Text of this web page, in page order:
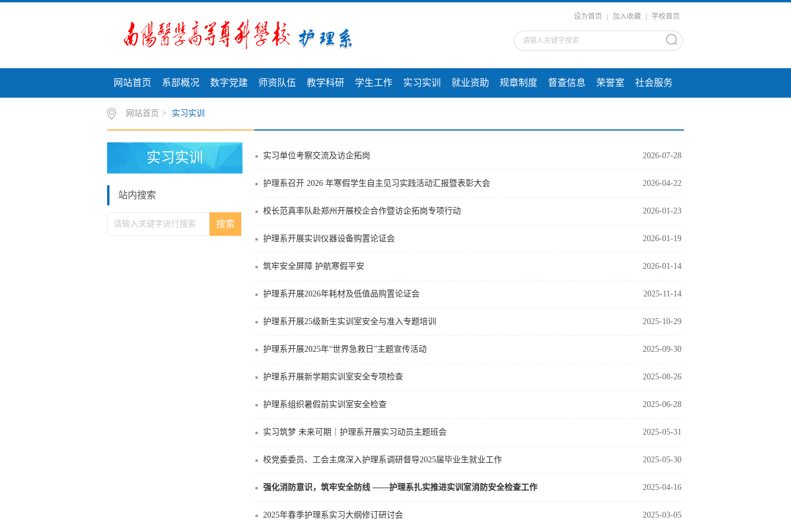
设为首页 加入收藏 学校首页
网站首页 系部概况 数字党建 师资队伍 教学科研 学生工作 实习实训 就业资助 规章制度 督查信息 荣誉室 社会服务
网站首页 > 实习实训
实习实训
站内搜索
2026-07-28
实习单位考察交流及访企拓岗
2026-04-22
护理系召开 2026 年寒假学生自主见习实践活动汇报暨表彰大会
2026-01-23
校长范真率队赴郑州开展校企合作暨访企拓岗专项行动
2026-01-19
护理系开展实训仪器设备购置论证会
2026-01-14
筑牢安全屏障 护航寒假平安
2025-11-14
护理系开展2026年耗材及低值品购置论证会
2025-10-29
护理系开展25级新生实训室安全与准入专题培训
2025-09-30
护理系开展2025年“世界急救日”主题宣传活动
2025-08-26
护理系开展新学期实训室安全专项检查
2025-06-28
护理系组织暑假前实训室安全检查
2025-05-31
实习筑梦 未来可期｜护理系开展实习动员主题班会
2025-05-30
校党委委员、工会主席深入护理系调研督导2025届毕业生就业工作
2025-04-16
强化消防意识，筑牢安全防线 ——护理系扎实推进实训室消防安全检查工作
2025-03-05
2025年春季护理系实习大纲修订研讨会